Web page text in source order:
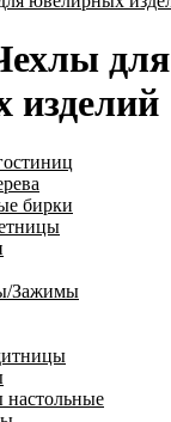
для
изделий
бирки
Зажимы